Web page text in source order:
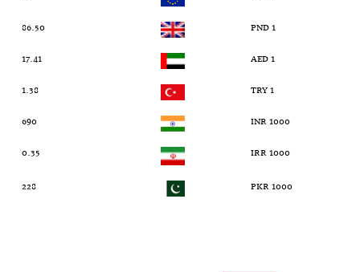
1 PND
86.50
1 AED
17.41
1 TRY
1.38
1000 INR
690
1000 IRR
0.35
1000 PKR
228